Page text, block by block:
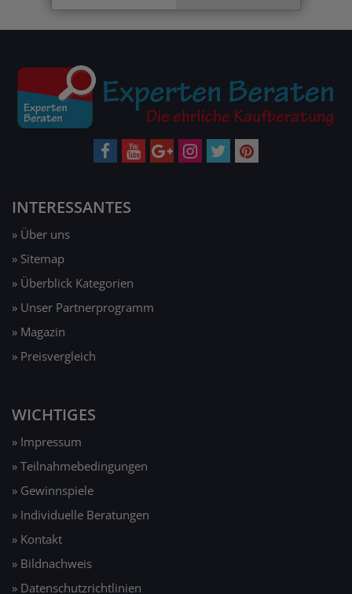
INTERESSANTES
» Über uns
» Sitemap
» Überblick Kategorien
» Unser Partnerprogramm
» Magazin
» Preisvergleich
WICHTIGES
» Impressum
» Teilnahmebedingungen
» Gewinnspiele
» Individuelle Beratungen
» Kontakt
» Bildnachweis
» Datenschutzrichtlinien